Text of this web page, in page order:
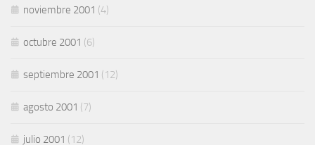
noviembre 2001 (4)
octubre 2001 (6)
septiembre 2001 (12)
agosto 2001 (7)
julio 2001 (12)